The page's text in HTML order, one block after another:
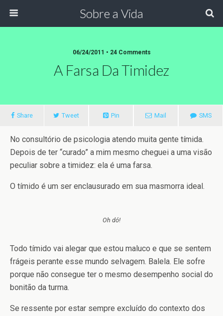
Sobre a Vida
06/24/2011 • 24 Comments
A Farsa Da Timidez
Share Tweet Pin Mail SMS
No consultório de psicologia atendo muita gente tímida.
Depois de ter “curado” a mim mesmo cheguei a uma visão
peculiar sobre a timidez: ela é uma farsa.
O tímido é um ser enclausurado em sua masmorra ideal.
Oh dó!
Todo tímido vai alegar que estou maluco e que se sentem
frágeis perante esse mundo selvagem. Balela. Ele sofre
porque não consegue ter o mesmo desempenho social do
bonitão da turma.
Se ressente por estar sempre excluído do contexto dos